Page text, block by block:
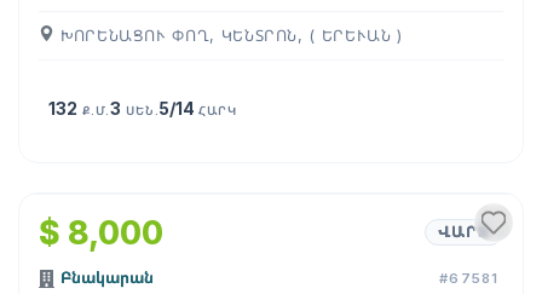
ԽՈՐԵՆԱՑՈՒ ՓՈՂ, ԿԵՆՏՐՈՆ, ( ԵՐԵՒԱՆ )
132 Ք.Մ.3 ՍԵՆ. 5/14ՀԱՐԿ
$ 8,000 ՎԱՐՁ
Բնակարան #67581